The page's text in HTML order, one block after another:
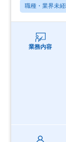
職種・業界未
業務内容